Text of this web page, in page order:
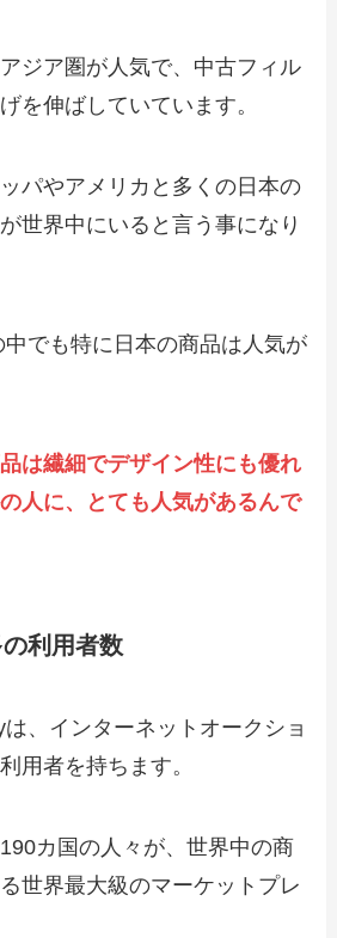
ジア圏が人気で、中古フィル
を伸ばしていています。
パやアメリカと多くの日本の
世界中にいると言う事になり
でも特に日本の商品は人気が
は繊細でデザイン性にも優れ
人に、とても人気があるんで
利用者数
、インターネットオークショ
用者を持ちます。
カ国の人々が、世界中の商
世界最大級のマーケットプレ